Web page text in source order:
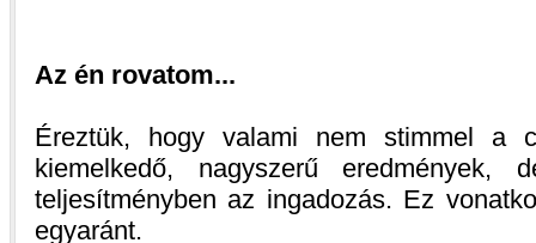
Az én rovatom...
Éreztük, hogy valami nem stimmel a
kiemelkedő, nagyszerű
teljesítményben az ingadozás. Ez
egyaránt.